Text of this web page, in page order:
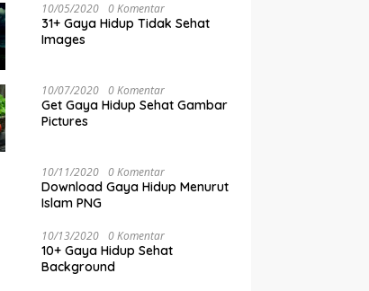
10/05/2020 0 Komentar
31+ Gaya Hidup Tidak Sehat
Images
10/07/2020 0 Komentar
Get Gaya Hidup Sehat Gambar
Pictures
10/11/2020 0 Komentar
Download Gaya Hidup Menurut
Islam PNG
10/13/2020 0 Komentar
10+ Gaya Hidup Sehat
Background